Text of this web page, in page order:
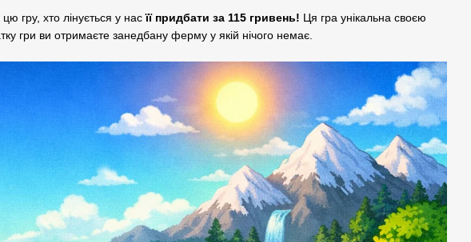
гру, хто лінується у насїї придбати за 115 гривень! Ця гра унікальна своєю
гри ви отримаєте занедбану ферму у якій нічого немає.